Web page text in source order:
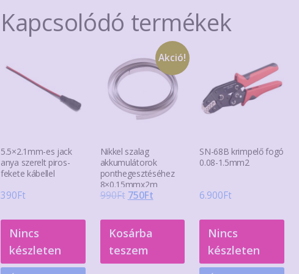
A
változatok
termékoldalon
választhatók
A
változatok
a
termékoldalon
választhatók
Kapcsolódó termékek
5.5×2.1mm-es jack
anya szerelt piros-
fekete kábellel
390Ft
Nincs
készleten
Akció!
Nikkel szalag
akkumulátorok
ponthegesztéséhez
8×0.15mmx2m
990Ft Original
was:
990Ft.
750FtCurrent
Kosárba
teszem
SN-68B krimpelő fogó
0.08-1.5mm2
6.900Ft
Nincs
készleten